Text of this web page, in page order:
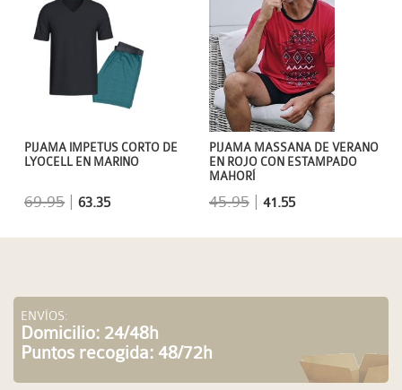
PIJAMA MASSANA DE VERANO
EN ROJO CON ESTAMPADO
MAHORÍ
45.95| 41.55
PIJAMA IMPETUS CORTO DE
LYOCELL EN MARINO
69.95 |63.35
ENVÍOS:
Domicilio: 24/48h
Puntos recogida: 48/72h